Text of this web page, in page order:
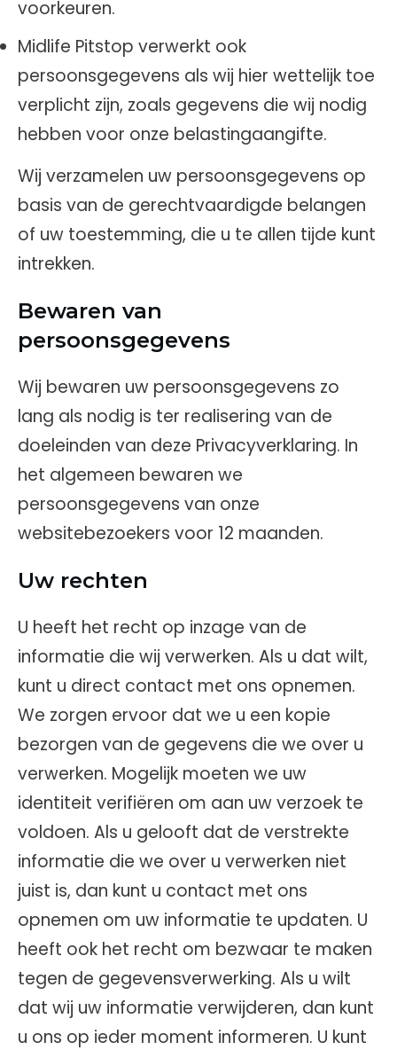
voorkeuren.
Midlife Pitstop verwerkt ook
persoonsgegevens als wij hier wettelijk toe
verplicht zijn, zoals gegevens die wij nodig
hebben voor onze belastingaangifte.
Wij verzamelen uw persoonsgegevens op
basis van de gerechtvaardigde belangen
of uw toestemming, die u te allen tijde kunt
intrekken.
Bewaren van
persoonsgegevens
Wij bewaren uw persoonsgegevens zo
lang als nodig is ter realisering van de
doeleinden van deze Privacyverklaring. In
het algemeen bewaren we
persoonsgegevens van onze
websitebezoekers voor 12 maanden.
Uw rechten
U heeft het recht op inzage van de
informatie die wij verwerken. Als u dat wilt,
kunt u direct contact met ons opnemen.
We zorgen ervoor dat we u een kopie
bezorgen van de gegevens die we over u
verwerken. Mogelijk moeten we uw
identiteit verifiëren om aan uw verzoek te
voldoen. Als u gelooft dat de verstrekte
informatie die we over u verwerken niet
juist is, dan kunt u contact met ons
opnemen om uw informatie te updaten. U
heeft ook het recht om bezwaar te maken
tegen de gegevensverwerking. Als u wilt
dat wij uw informatie verwijderen, dan kunt
u ons op ieder moment informeren. U kunt